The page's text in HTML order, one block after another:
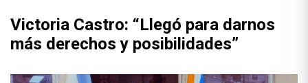
Victoria Castro: “Llegó para darnos
más derechos y posibilidades”